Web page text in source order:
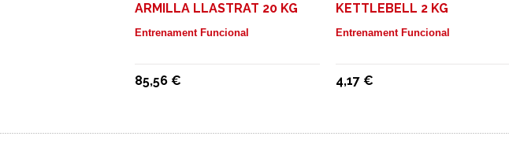
ARMILLA LLASTRAT 20 KG
Entrenament Funcional
85,56 €
KETTLEBELL 2 KG
Entrenament Funcional
4,17 €